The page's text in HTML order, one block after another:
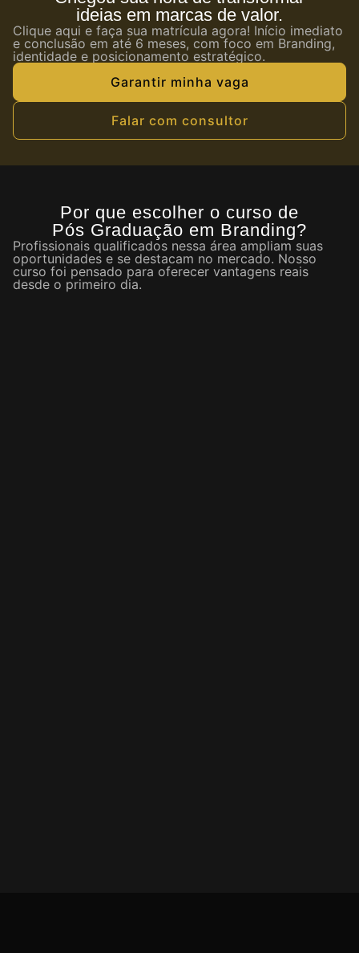
ideias em marcas de valor.
Clique aqui e faça sua matrícula agora! Início imediato
e conclusão em até 6 meses, com foco em Branding,
identidade e posicionamento estratégico.
Garantir minha vaga
Falar com consultor
Por que escolher o curso de
Pós Graduação em Branding?
Profissionais qualificados nessa área ampliam suas
oportunidades e se destacam no mercado. Nosso
curso foi pensado para oferecer vantagens reais
desde o primeiro dia.